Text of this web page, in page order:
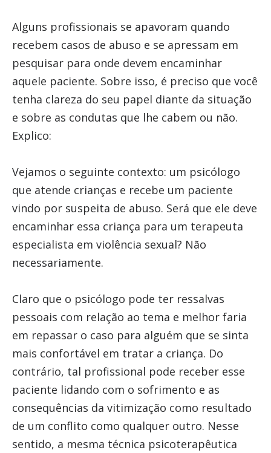
Alguns profissionais se apavoram quando
recebem casos de abuso e se apressam em
pesquisar para onde devem encaminhar
aquele paciente. Sobre isso, é preciso que você
tenha clareza do seu papel diante da situação
e sobre as condutas que lhe cabem ou não.
Explico:
Vejamos o seguinte contexto: um psicólogo
que atende crianças e recebe um paciente
vindo por suspeita de abuso. Será que ele deve
encaminhar essa criança para um terapeuta
especialista em violência sexual? Não
necessariamente.
Claro que o psicólogo pode ter ressalvas
pessoais com relação ao tema e melhor faria
em repassar o caso para alguém que se sinta
mais confortável em tratar a criança. Do
contrário, tal profissional pode receber esse
paciente lidando com o sofrimento e as
consequências da vitimização como resultado
de um conflito como qualquer outro. Nesse
sentido, a mesma técnica psicoterapêutica